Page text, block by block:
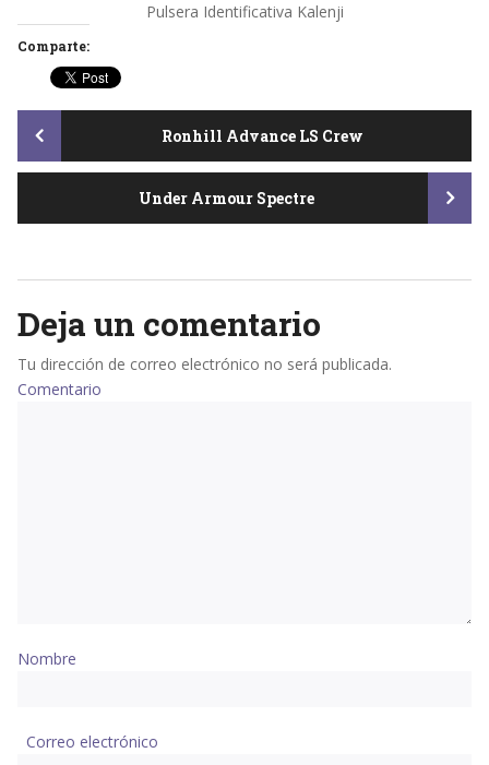
Pulsera Identificativa Kalenji
Comparte:
Post
navigation
Ronhill Advance LS Crew
Under Armour Spectre
Deja un comentario
Tu dirección de correo electrónico no será publicada.
Comentario
Nombre
Correo electrónico